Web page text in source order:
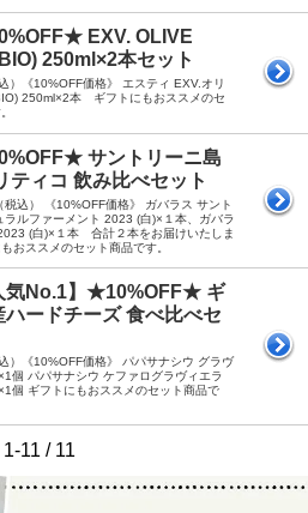
EXV. OLIVE
250ml×2本セット
）《10%OFF価格》 エスティ EXV.オリ
250ml×2本 ギフトにもおススメのセ
サントリーニ島
ティコ 飲み比べセット
税込） 《10%OFF価格》 ガバラス サント
ラルファーメント 2023 (白)×１本、ガバラ
(白)×１本 合計２本をお届けいたしま
おススメのセット商品です。
気No.1】★10%OFF★ ギ
ハードチーズ 食べ比べセ
）《10%OFF価格》 パパサナシウ グラヴ
個 パパサナシウ ケファログラヴィエラ
個 ギフトにもおススメのセット商品で
1-11 / 11